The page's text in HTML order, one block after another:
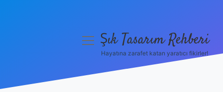
menüyüŞık Tasarım Rehberi
Hayatına zarafet katan yaratıcı fikirler!